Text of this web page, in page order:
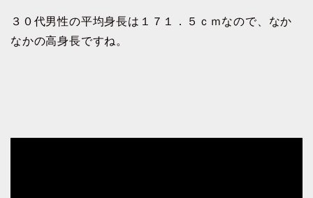
３０代男性の平均身長は１７１．５ｃｍなので、なか
なかの高身長ですね。